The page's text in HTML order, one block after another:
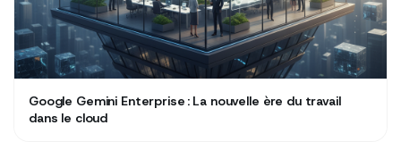
Google Gemini Enterprise : La nouvelle ère du travail
dans le cloud